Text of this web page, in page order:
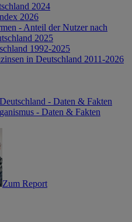
2024
2026
- Anteil der Nutzer nach
2025
1992-2025
in Deutschland 2011-2026
- Daten & Fakten
- Daten & Fakten
Zum Report